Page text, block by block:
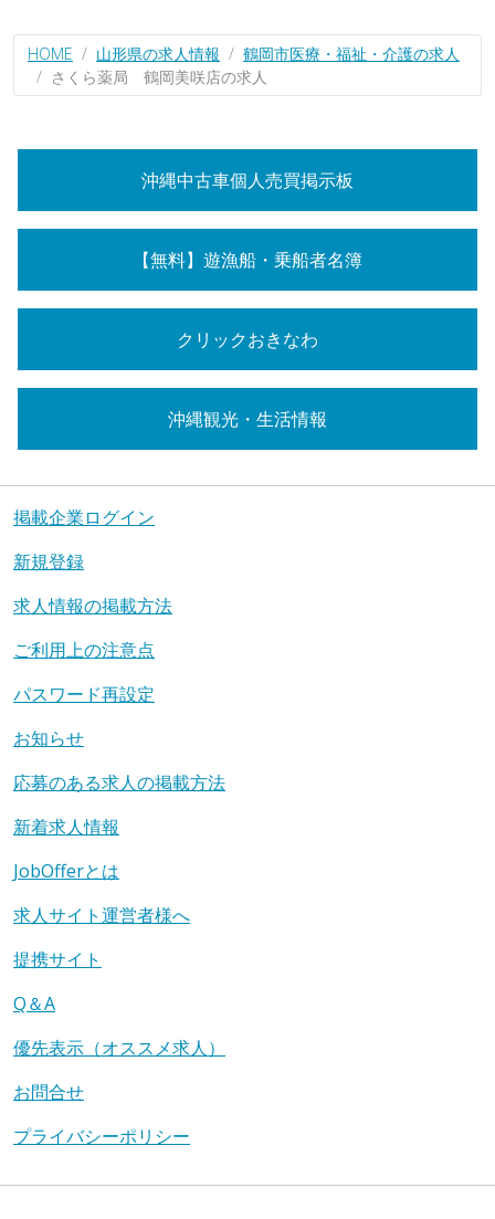
HOME 山形県の求人情報
鶴岡市医療・福祉・介護の求人
さくら薬局 鶴岡美咲店の求人
沖縄中古車個人売買掲示板
【無料】遊漁船・乗船者名簿
クリックおきなわ
沖縄観光・生活情報
掲載企業ログイン
新規登録
求人情報の掲載方法
ご利用上の注意点
パスワード再設定
お知らせ
応募のある求人の掲載方法
新着求人情報
JobOfferとは
求人サイト運営者様へ
提携サイト
Q＆A
優先表示（オススメ求人）
お問合せ
プライバシーポリシー